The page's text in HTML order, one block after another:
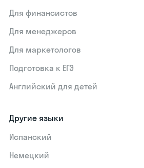
Для финансистов
Для менеджеров
Для маркетологов
Подготовка к ЕГЭ
Английский для детей
Другие языки
Испанский
Немецкий